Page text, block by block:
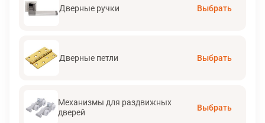
Дверные ручки Выбрать
Дверные петли Выбрать
Механизмы для раздвижных
дверей
Выбрать